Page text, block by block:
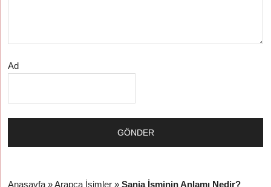
Ad
Anasayfa »Arapça İsimler »Sania İsminin Anlamı Nedir?